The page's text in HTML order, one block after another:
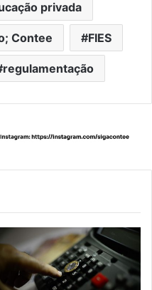
privada
Contee FIES
regulamentação